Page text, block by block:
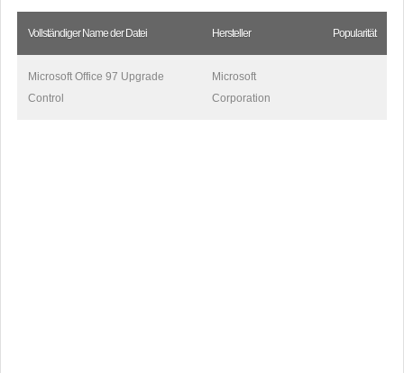
Vollständiger Name der Datei Hersteller Popularität
Microsoft Office 97 Upgrade
Control
Microsoft
Corporation